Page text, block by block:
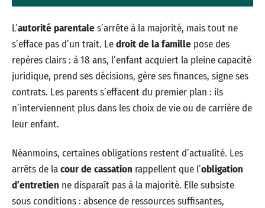
L’autorité parentales’arrête à la majorité, mais tout ne
s’efface pas d’un trait. Ledroit de la famille pose des
repères clairs : à 18 ans, l’enfant acquiert la pleine capacité
juridique, prend ses décisions, gère ses finances, signe ses
contrats. Les parents s’effacent du premier plan : ils
n’interviennent plus dans les choix de vie ou de carrière de
leur enfant.
Néanmoins, certaines obligations restent d’actualité. Les
arrêts de lacour de cassation rappellent que l’obligation
d’entretien ne disparaît pas à la majorité. Elle subsiste
sous conditions : absence de ressources suffisantes,